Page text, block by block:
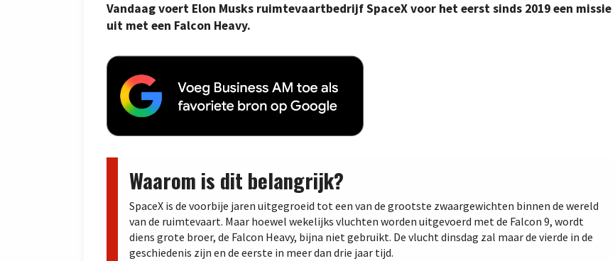
Vandaag voert Elon Musks ruimtevaartbedrijf SpaceX voor het eerst sinds 2019 een missie
uit met een Falcon Heavy.
Waarom is dit belangrijk?
SpaceX is de voorbije jaren uitgegroeid tot een van de grootste zwaargewichten binnen de wereld
van de ruimtevaart. Maar hoewel wekelijks vluchten worden uitgevoerd met de Falcon 9, wordt
diens grote broer, de Falcon Heavy, bijna niet gebruikt. De vlucht dinsdag zal maar de vierde in de
geschiedenis zijn en de eerste in meer dan drie jaar tijd.